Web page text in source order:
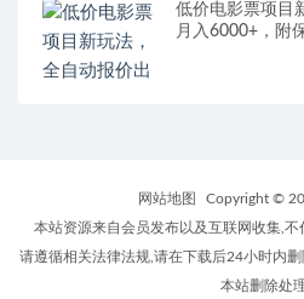
低价电影票项目
月入6000+，附
网站地图 Copyright ©
本站资源来自会员发布以及互联网收集,不
请遵循相关法律法规,请在下载后24小时内
本站删除处